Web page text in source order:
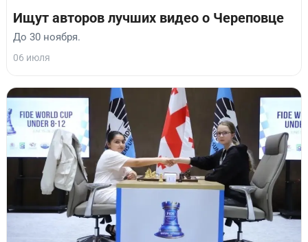
Ищут авторов лучших видео о Череповце
До 30 ноября.
06 июля